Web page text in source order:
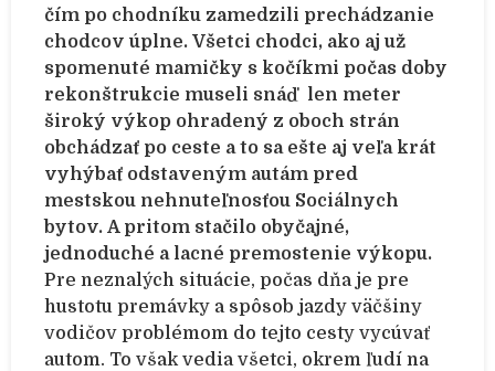
čím po chodníku zamedzili prechádzanie
chodcov úplne. Všetci chodci, ako aj už
spomenuté mamičky s kočíkmi počas doby
rekonštrukcie museli snáď len meter
široký výkop ohradený z oboch strán
obchádzať po ceste a to sa ešte aj veľa krát
vyhýbať odstaveným autám pred
mestskou nehnuteľnosťou Sociálnych
bytov. A pritom stačilo obyčajné,
jednoduché a lacné premostenie výkopu.
Pre neznalých situácie, počas dňa je pre
hustotu premávky a spôsob jazdy väčšiny
vodičov problémom do tejto cesty vycúvať
autom. To však vedia všetci, okrem ľudí na